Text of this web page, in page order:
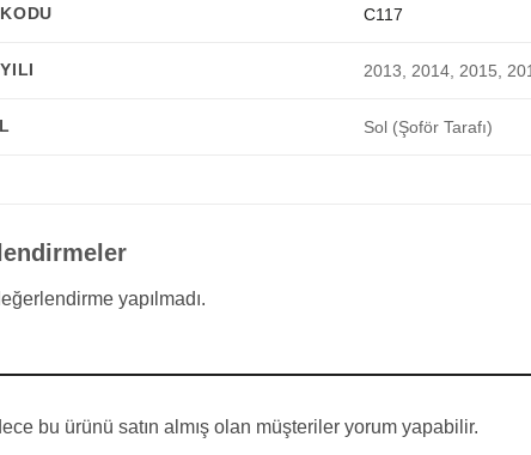
C117
2013, 2014, 2015,
Sol (Şoför Tarafı)
yapılmadı.
bu ürünü satın almış olan müşteriler yorum yapabilir.